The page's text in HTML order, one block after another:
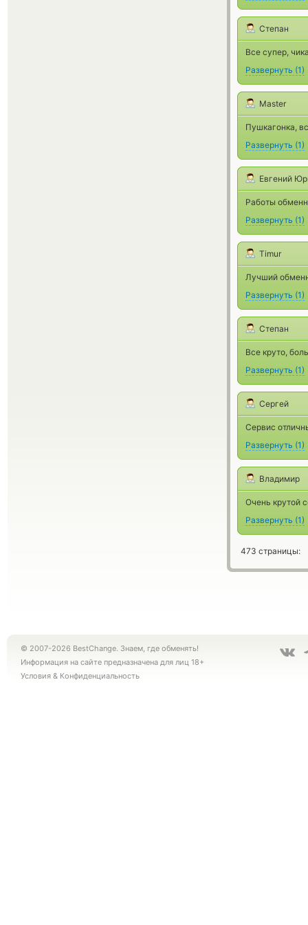
Степан
Все супер,
Развернуть (1)
Master
Пушкагонка,
Развернуть (1)
Евгений
Работы
Развернуть (1)
Timur
Лучший
Развернуть (1)
Степан
Все круто,
Развернуть (1)
Сергей
Сервис
Развернуть (1)
Владимир
Очень крутой
Развернуть (1)
473 страницы:
© 2007-2026 BestChange. Знаем, где обменять!
Информация на сайте предназначена для лиц 18+
Условия & Конфиденциальность